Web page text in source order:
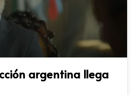
argentina llega